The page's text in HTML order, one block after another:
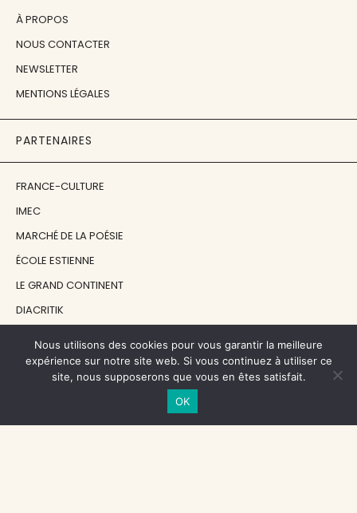
À PROPOS
NOUS CONTACTER
NEWSLETTER
MENTIONS LÉGALES
PARTENAIRES
FRANCE-CULTURE
IMEC
MARCHÉ DE LA POÉSIE
ÉCOLE ESTIENNE
LE GRAND CONTINENT
DIACRITIK
NOS SOUTIENS
CENTRE NATIONAL DU LIVRE
Nous utilisons des cookies pour vous garantir la meilleure
expérience sur notre site web. Si vous continuez à utiliser ce
site, nous supposerons que vous en êtes satisfait.
OK